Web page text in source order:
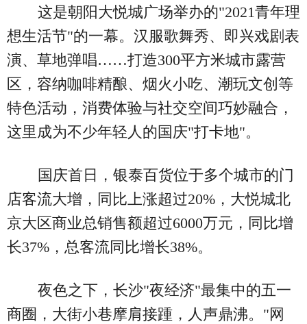
这是朝阳大悦城广场举办的"2021青年理
想生活节"的一幕。汉服歌舞秀、即兴戏剧表
演、草地弹唱……打造300平方米城市露营
区，容纳咖啡精酿、烟火小吃、潮玩文创等
特色活动，消费体验与社交空间巧妙融合，
这里成为不少年轻人的国庆"打卡地"。
国庆首日，银泰百货位于多个城市的门
店客流大增，同比上涨超过20%，大悦城北
京大区商业总销售额超过6000万元，同比增
长37%，总客流同比增长38%。
夜色之下，长沙"夜经济"最集中的五一
商圈，大街小巷摩肩接踵，人声鼎沸。"网